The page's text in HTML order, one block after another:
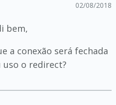
02/08/2018
bem,
a conexão será fechada
o redirect?